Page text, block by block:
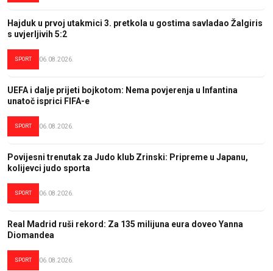
Hajduk u prvoj utakmici 3. pretkola u gostima savladao Žalgiris
s uvjerljivih 5:2
SPORT 06.08.2026.
UEFA i dalje prijeti bojkotom: Nema povjerenja u Infantina
unatoč isprici FIFA-e
SPORT 06.08.2026.
Povijesni trenutak za Judo klub Zrinski: Pripreme u Japanu,
kolijevci judo sporta
SPORT 06.08.2026.
Real Madrid ruši rekord: Za 135 milijuna eura doveo Yanna
Diomandea
SPORT 06.08.2026.